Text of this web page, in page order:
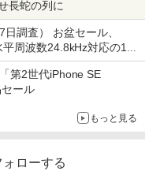
長蛇の列に
調査） お盆セール、
周波数24.8kHz対応の17
セール ほか
第2世代iPhone SE
ール
もっと見る
ローする